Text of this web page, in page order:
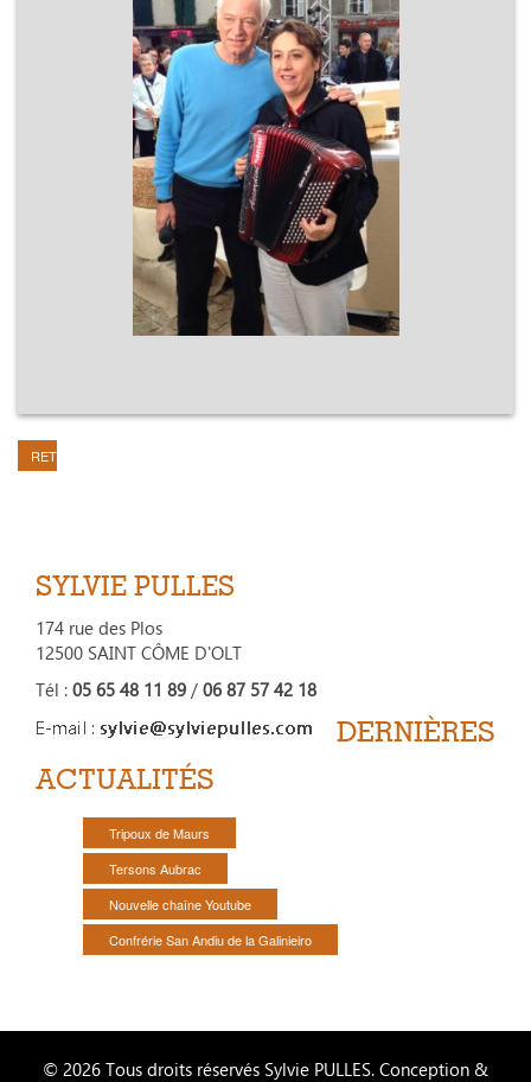
RETOUR
SYLVIE PULLES
174 rue des Plos
12500 SAINT CÔME D'OLT
Tél : 05 65 48 11 89 / 06 87 57 42 18
DERNIÈRES
ACTUALITÉS
Tripoux de Maurs
Tersons Aubrac
Nouvelle chaîne Youtube
Confrérie San Andiu de la Galinieiro
© 2026 Tous droits réservés Sylvie PULLES. Conception &